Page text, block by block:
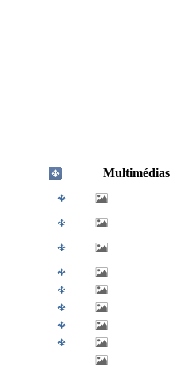
Multimédias